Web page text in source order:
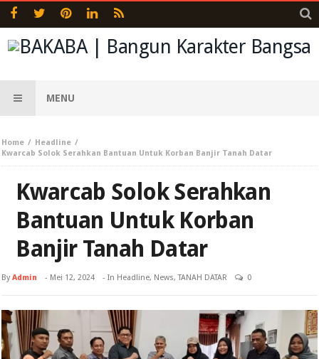
MENU
Home
Headline
Kwarcab Solok Serahkan Bantuan Untuk Korban Banjir Tanah Datar
Kwarcab Solok Serahkan
Bantuan Untuk Korban
Banjir Tanah Datar
ByAdmin - Mei 12, 2024 - In Headline, News,TANAH DATAR 0